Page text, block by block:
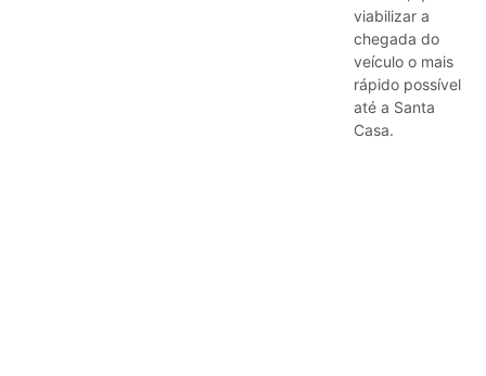
viabilizar a
chegada do
veículo o mais
rápido possível
até a Santa
Casa.